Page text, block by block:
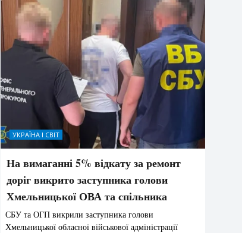
УКРАЇНА І СВІТ
На вимаганні 5% відкату за ремонт
доріг викрито заступника голови
Хмельницької ОВА та спільника
СБУ та ОГП викрили заступника голови
Хмельницької обласної військової адміністрації